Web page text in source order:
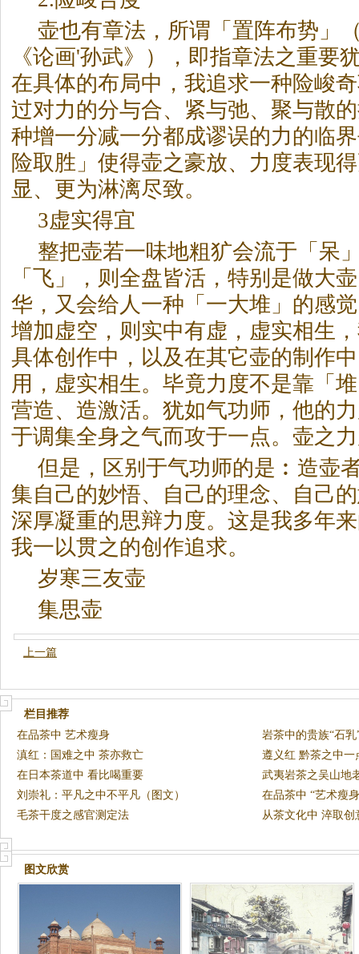
壶也有章法，所谓「置阵布势」
《论画'孙武》），即指章法之重要
在具体的布局中，我追求一种险峻
过对力的分与合、紧与弛、聚与散
种增一分减一分都成谬误的力的临
险取胜」使得壶之豪放、力度表现
显、更为淋漓尽致。
3虚实得宜
整把壶若一味地粗犷会流于「呆
「飞」，则全盘皆活，特别是做大
华，又会给人一种「一大堆」的感
增加虚空，则实中有虚，虚实相生
具体创作中，以及在其它壶的制作
用，虚实相生。毕竟力度不是靠「
营造、造激活。犹如气功师，他的
于调集全身之气而攻于一点。壶之
但是，区别于气功师的是︰造壶
集自己的妙悟、自己的理念、自己
深厚凝重的思辩力度。这是我多年
我一以贯之的创作追求。
岁寒三友壶
集思壶
上一篇
栏目推荐
在品茶中 艺术瘦身
岩茶中的贵族“石
中
滇红：国难之中 茶亦救亡
遵义红 黔茶之中一
在日本茶道中 看比喝重要
武夷岩茶之吴山地
刘崇礼：平凡之中不平凡（图文）
在品茶中 “艺术瘦
毛茶干度之感官测定法
从茶文化中 淬取创
图文欣赏